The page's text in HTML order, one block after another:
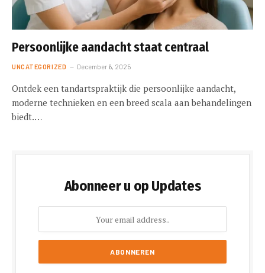
Persoonlijke aandacht staat centraal
UNCATEGORIZED December 6, 2025
Ontdek een tandartspraktijk die persoonlijke aandacht,
moderne technieken en een breed scala aan behandelingen
biedt.…
Abonneer u op Updates